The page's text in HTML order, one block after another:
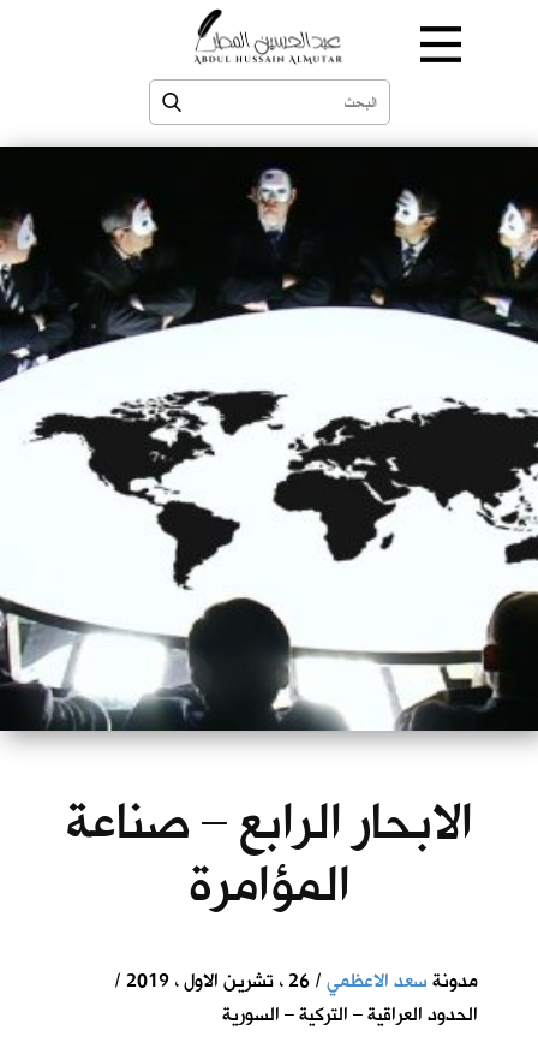
الابحار الرابع – صناعة
المؤامرة
مدونةسعد الاعظمي
/ 26 ، تشرين الاول ، 2019 /
الحدود العراقية – التركية – السورية